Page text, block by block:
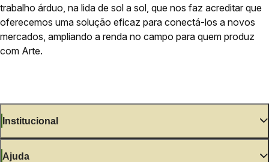
trabalho árduo, na lida de sol a sol, que nos faz acreditar que
oferecemos uma solução eficaz para conectá-los a novos
mercados, ampliando a renda no campo para quem produz
com Arte.
Institucional
Ajuda